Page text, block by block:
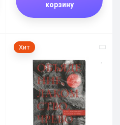
корзину
Хит